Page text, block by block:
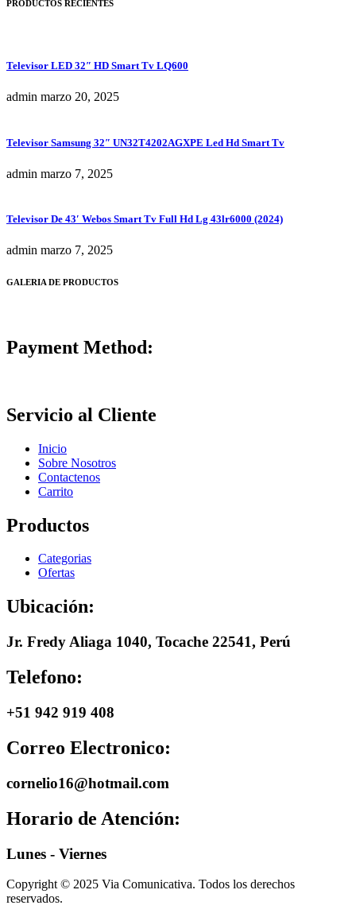
PRODUCTOS RECIENTES
Televisor LED 32″ HD Smart Tv LQ600
admin marzo 20, 2025
Televisor Samsung 32″ UN32T4202AGXPE Led Hd Smart Tv
admin marzo 7, 2025
Televisor De 43′ Webos Smart Tv Full Hd Lg 43lr6000 (2024)
admin marzo 7, 2025
GALERIA DE PRODUCTOS
Payment Method:
Servicio al Cliente
Inicio
Sobre Nosotros
Contactenos
Carrito
Productos
Categorias
Ofertas
Ubicación:
Jr. Fredy Aliaga 1040, Tocache 22541, Perú
Telefono:
+51 942 919 408
Correo Electronico:
cornelio16@hotmail.com
Horario de Atención:
Lunes - Viernes
Copyright © 2025 Via Comunicativa. Todos los derechos
reservados.